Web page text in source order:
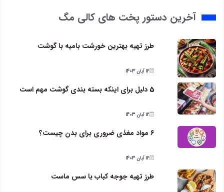
آخرین دستور پخت های کالی مگ
طرز تهیه بهترین خورشت بامیه با گوشت
12 آبان 1403
5 دلیل برای اینکه بسته بندی گوشت مهم است
12 آبان 1403
6 مواد مغذی ضروری برای بدن چیست؟
12 آبان 1403
طرز تهیه جوجه کباب با سس ماست